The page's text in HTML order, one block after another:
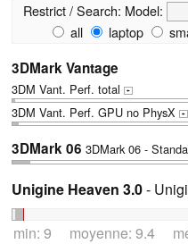
Restrict / Search: Model:
all
laptop
3DMark Vantage
3DM Vant. Perf. total +
3DM Vant. Perf. GPU no PhysX +
3DMark 06 3DMark 06 -
Unigine Heaven 3.0-
min: 9 moyenne: 9.4